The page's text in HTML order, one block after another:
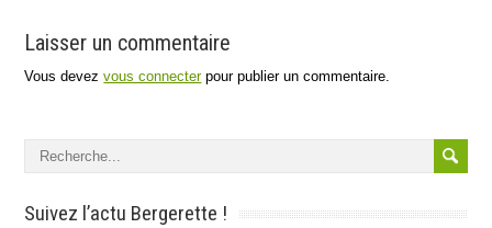
Laisser un commentaire
Vous devezvous connecterpour publier un commentaire.
Suivez l’actu Bergerette !